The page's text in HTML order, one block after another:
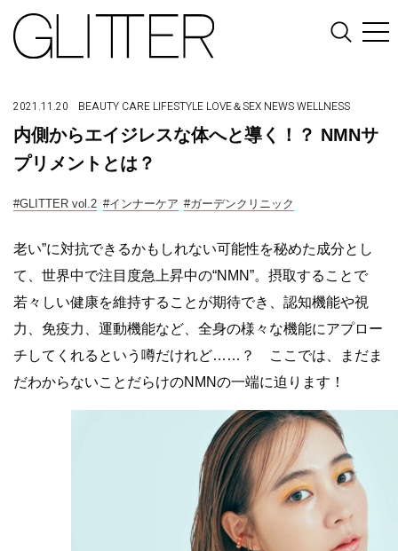
2021.11.20 BEAUTY CARE LIFESTYLE LOVE＆SEX NEWSWELLNESS
内側からエイジレスな体へと導く！？ NMNサ
プリメントとは？
#GLITTER vol.2 #インナーケア #ガーデンクリニック
老い”に対抗できるかもしれない可能性を秘めた成分とし
て、世界中で注目度急上昇中の“NMN”。摂取することで
若々しい健康を維持することが期待でき、認知機能や視
力、免疫力、運動機能など、全身の様々な機能にアプロー
チしてくれるという噂だけれど……？ ここでは、まだま
だわからないことだらけのNMNの一端に迫ります！